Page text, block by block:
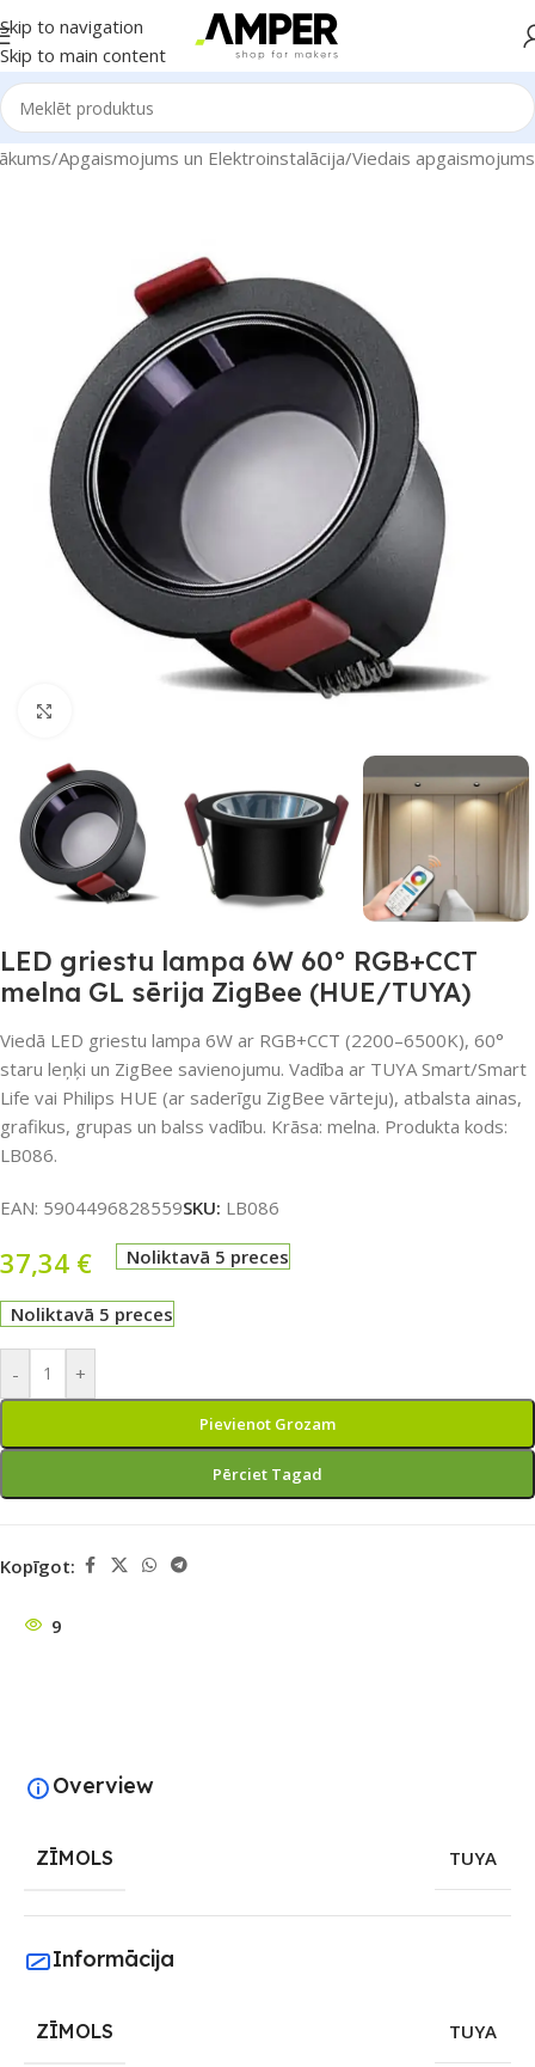
Skip to navigation
Skip to main content
/Apgaismojums un Elektroinstalācija/Viedais apgaismojums
LED griestu lampa 6W 60° RGB+CCT
melna GL sērija ZigBee (HUE/TUYA)
Viedā LED griestu lampa 6W ar RGB+CCT (2200–6500K), 60°
staru leņķi un ZigBee savienojumu. Vadība ar TUYA Smart/Smart
Life vai Philips HUE (ar saderīgu ZigBee vārteju), atbalsta ainas,
grafikus, grupas un balss vadību. Krāsa: melna. Produkta kods:
LB086.
EAN: 5904496828559SKU: LB086
37,34 € Noliktavā 5 preces
Noliktavā 5 preces
- +
Pievienot Grozam
Pērciet Tagad
Kopīgot:
9
Overview
ZĪMOLS TUYA
Informācija
ZĪMOLS TUYA